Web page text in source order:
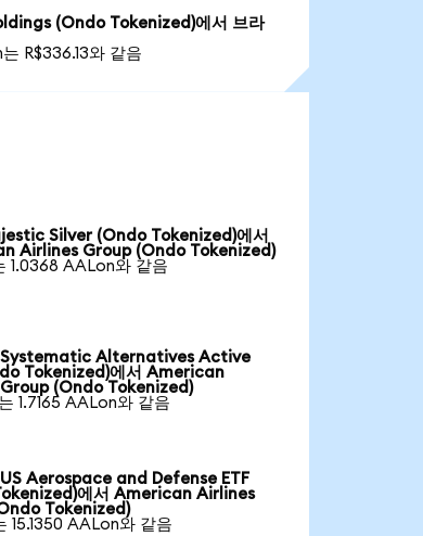
(Ondo Tokenized)에서 브라
는 R$336.13와 같음
Silver (Ondo Tokenized)에서
Airlines Group (Ondo Tokenized)
1.0368 AALon와 같음
Systematic Alternatives Active
Tokenized)에서 American
(Ondo Tokenized)
1.7165 AALon와 같음
Aerospace and Defense ETF
에서 American Airlines
Tokenized)
15.1350 AALon와 같음